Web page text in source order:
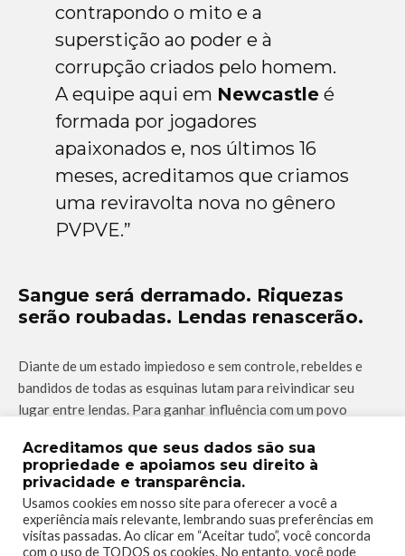
contrapondo o mito e a
superstição ao poder e à
corrupção criados pelo homem.
A equipe aqui em Newcastleé
formada por jogadores
apaixonados e, nos últimos 16
meses, acreditamos que criamos
uma reviravolta nova no gênero
PVPVE.”
Sangue será derramado. Riquezas
serão roubadas. Lendas renascerão.
Diante de um estado impiedoso e sem controle, rebeldes e
bandidos de todas as esquinas lutam para reivindicar seu
lugar entre lendas. Para ganhar influência com um povo
assaltos para atingir os ricos onde realmente dói, o bolso.
Supere os oponentes em assaltos
intensos de multijogador PvPvE em
um violento mundo medieval
Acreditamos que seus dados são sua
propriedade e apoiamos seu direito à
privacidade e transparência.
Usamos cookies em nosso site para oferecer a você a
experiência mais relevante, lembrando suas preferências em
visitas passadas. Ao clicar em “Aceitar tudo”, você concorda
com o uso de TODOS os cookies. No entanto, você pode